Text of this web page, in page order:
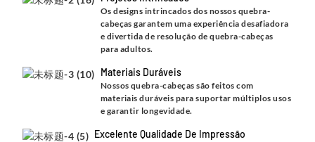
Os designs intrincados dos nossos quebra-
cabeças garantem uma experiência desafiadora
e divertida de resolução de quebra-cabeças
para adultos.
Materiais Duráveis
Nossos quebra-cabeças são feitos com
materiais duráveis ​​para suportar múltiplos usos
e garantir longevidade.
Excelente Qualidade De Impressão